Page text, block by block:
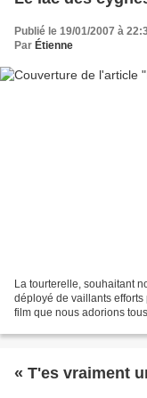
Publié le 19/01/2007 à
Par Étienne
La tourterelle, souhaitant
déployé de vaillants
film que nous adorions
« T'es vraiment